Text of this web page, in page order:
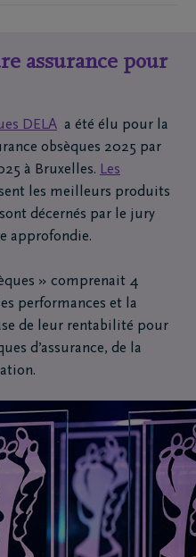
médicale
ne pouvait pas
.
Au moment du décès,
afin de vérifier que
correspond bien à
assurance pour
DELA a été élu pour la
obsèques 2025 par
à Bruxelles. Les
les meilleurs produits
décernés par le jury
approfondie.
» comprenait 4
performances et la
de leur rentabilité pour
d’assurance, de la